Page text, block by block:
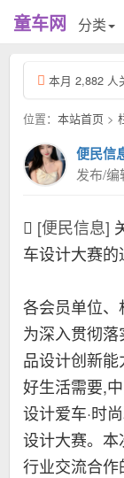
童车网 分类
本月 2,882 人
位置： 本站首页 >
便民信
发布/
[便民信息]
车设计大赛的
各会员单位、
为深入贯彻
品设计创新
好生活需要,
设计爱车·时
设计大赛。
行业交流合作